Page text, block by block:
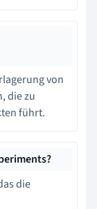
von
die zu
führt.
die